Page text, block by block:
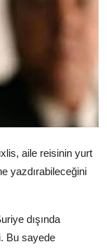
aile reisinin yurt
yazdırabileceğini
dışında
Bu sayede